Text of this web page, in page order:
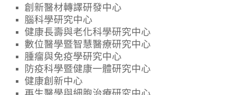
創新醫材轉譯研發中心
腦科學研究中心
健康長壽與老化科學研究中心
數位醫學暨智慧醫療研究中心
腫瘤與免疫學研究中心
防疫科學暨健康一體研究中心
健康創新中心